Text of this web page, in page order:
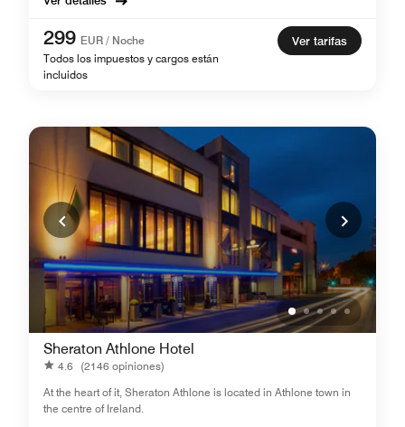
299 EUR / Noche
Todos los impuestos y cargos están
incluidos
Ver tarifas
Sheraton Athlone Hotel
4.6 (2146 opiniones)
At the heart of it, Sheraton Athlone is located in Athlone town in
the centre of Ireland.